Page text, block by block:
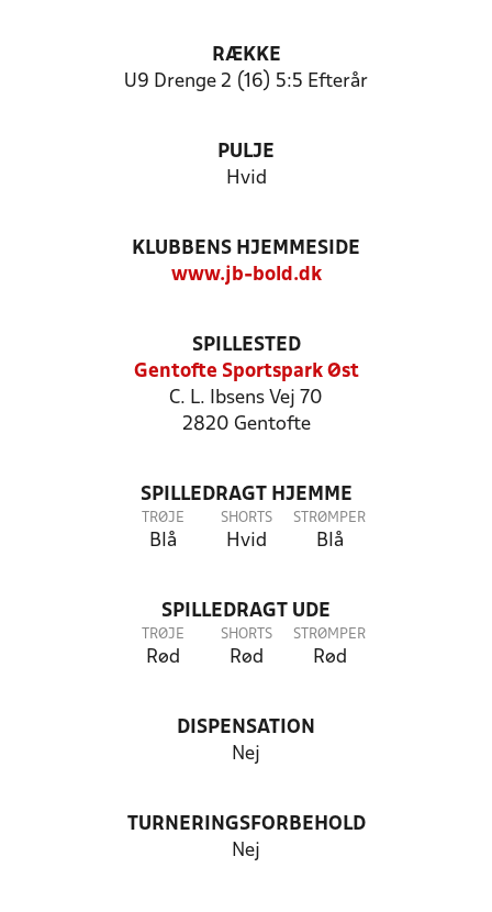
RÆKKE
U9 Drenge 2 (16) 5:5 Efterår
PULJE
Hvid
KLUBBENS HJEMMESIDE
www.jb-bold.dk
SPILLESTED
Gentofte Sportspark Øst
C. L. Ibsens Vej 70
2820 Gentofte
SPILLEDRAGT HJEMME
TRØJE
Blå
SHORTS
Hvid
STRØMPER
Blå
SPILLEDRAGT UDE
TRØJE
Rød
SHORTS
Rød
STRØMPER
Rød
DISPENSATION
Nej
TURNERINGSFORBEHOLD
Nej